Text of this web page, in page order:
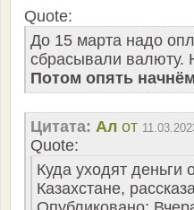
Quote:
До 15 марта надо
сбрасывали валюту.
Потом опять
Цитата: Ал от
Quote:
Куда уходят деньги
Казахстане,